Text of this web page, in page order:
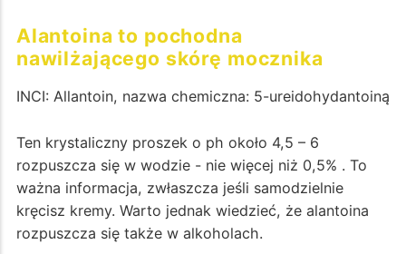
Alantoina to pochodna
nawilżającego skórę mocznika
INCI: Allantoin, nazwa chemiczna: 5-ureidohydantoiną
Ten krystaliczny proszek o ph około 4,5 – 6
rozpuszcza się w wodzie - nie więcej niż 0,5% . To
ważna informacja, zwłaszcza jeśli samodzielnie
kręcisz kremy. Warto jednak wiedzieć, że alantoina
rozpuszcza się także w alkoholach.